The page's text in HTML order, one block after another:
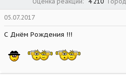
05.07.2017
С Днём Рождения !!!